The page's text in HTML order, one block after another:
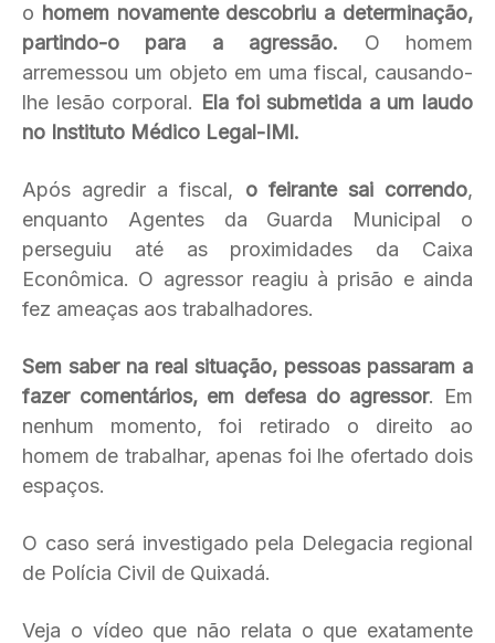
o homem novamente descobriu a determinação,
partindo-o para a agressão. O homem
arremessou um objeto em uma fiscal, causando-
lhe lesão corporal. Ela foi submetida a um laudo
no Instituto Médico Legal-IMl.
Após agredir a fiscal, o feirante sai correndo,
enquanto Agentes da Guarda Municipal o
perseguiu até as proximidades da Caixa
Econômica. O agressor reagiu à prisão e ainda
fez ameaças aos trabalhadores.
Sem saber na real situação, pessoas passaram a
fazer comentários, em defesa do agressor. Em
nenhum momento, foi retirado o direito ao
homem de trabalhar, apenas foi lhe ofertado dois
espaços.
O caso será investigado pela Delegacia regional
de Polícia Civil de Quixadá.
Veja o vídeo que não relata o que exatamente